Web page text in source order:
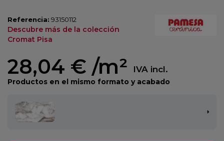
Referencia: 93150112
Descubre más de la colección
Cromat Pisa
28,04 € /m² IVA incl.
Productos en el mismo formato y acabado